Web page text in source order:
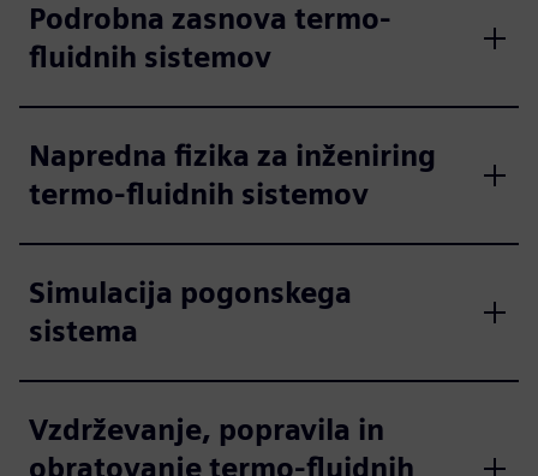
Podrobna zasnova termo-
fluidnih sistemov
Napredna fizika za inženiring
termo-fluidnih sistemov
Simulacija pogonskega
sistema
Vzdrževanje, popravila in
obratovanje termo-fluidnih